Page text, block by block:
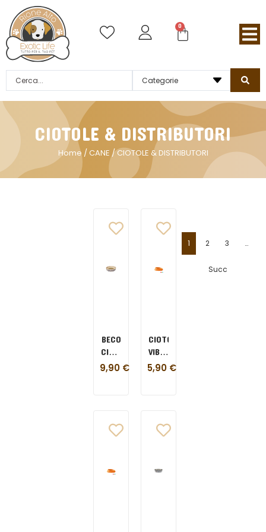
0
CIOTOLE & DISTRIBUTORI
Home/ CANE / CIOTOLE & DISTRIBUTORI
BECO
CIOTOLA
IN
BAMBOO
9,90 €
CIOTOLA
VIBRISSA
GRANDE
INCLINATA
5,90 €
1 2 3 …
Succ